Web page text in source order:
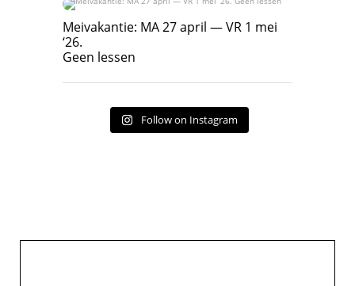
Meivakantie: MA 27 april — VR 1 mei ‘26.
Geen lessen
Meivakantie: MA 27 april — VR 1 mei
‘26.
Geen lessen
Follow on Instagram